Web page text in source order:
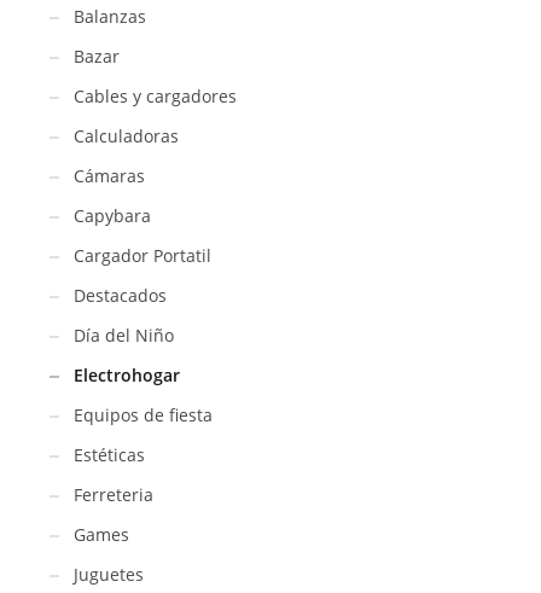
Balanzas
Bazar
Cables y cargadores
Calculadoras
Cámaras
Capybara
Cargador Portatil
Destacados
Día del Niño
Electrohogar
Equipos de fiesta
Estéticas
Ferreteria
Games
Juguetes